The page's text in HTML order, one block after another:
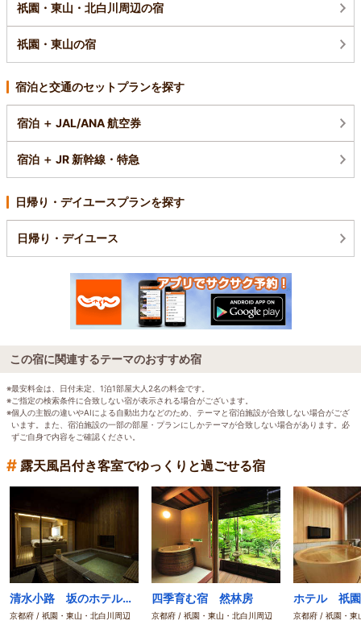
祇園・東山・北白川周辺の宿
祇園・東山の宿
宿泊と交通のセットプランを探す
宿泊 ＋ JAL/ANA 航空券
宿泊 ＋ JR 新幹線・特急
日帰り・デイユースプランを探す
日帰り・デイユース
この宿に関連するテーマのおすすめ宿
※最安料金は、日付未定、1泊1部屋大人2名の料金です。
※ご指定の検索条件に合致しない宿が表示される場合がございます。
※個人の主観の違いやAIによる自動出力などのため、テーマと宿泊施設が合致しない場合がござ
います。また、宿泊施設の一部の部屋・プランにしかテーマが合致しない場合があります。必
ずご自身で内容をご確認ください。
# 露天風呂付き客室でゆっくりと過ごせる宿
清水小路 坂のホテル京都
京都府 / 祇園・東山・北白川周辺
四季育む宿 然林房
京都府 / 祇園・東山・北白川周辺
ホテル 祇
京都府 / 祇園・東